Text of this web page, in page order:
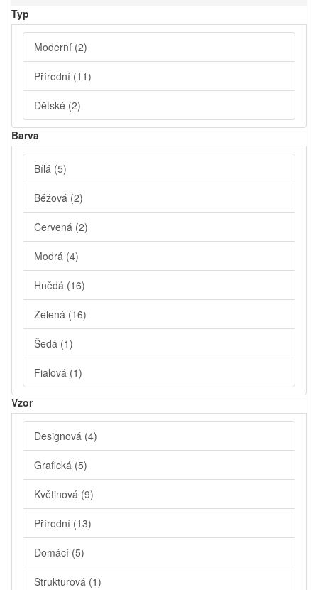
Typ
Moderní (2)
Přírodní (11)
Dětské (2)
Barva
Bílá (5)
Béžová (2)
Červená (2)
Modrá (4)
Hnědá (16)
Zelená (16)
Šedá (1)
Fialová (1)
Vzor
Designová (4)
Grafická (5)
Květinová (9)
Přírodní (13)
Domácí (5)
Strukturová (1)